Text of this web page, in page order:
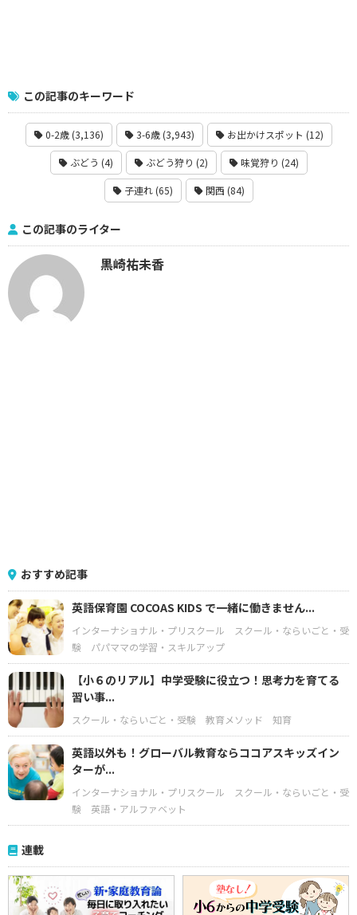
この記事のキーワード
0-2歳 (3,136) 3-6歳 (3,943) お出かけスポット (12)
ぶどう (4) ぶどう狩り (2) 味覚狩り (24)
子連れ (65) 関西 (84)
この記事のライター
黒崎祐未香
おすすめ記事
英語保育園 COCOAS KIDS で一緒に働きません...
インターナショナル・プリスクール
スクール・ならいごと・受
験
パパママの学習・スキルアップ
【小６のリアル】中学受験に役立つ！思考力を育てる
習い事...
スクール・ならいごと・受験 教育メソッド 知育
英語以外も！グローバル教育ならココアスキッズイン
ターが...
インターナショナル・プリスクール
スクール・ならいごと・受
験
英語・アルファベット
連載